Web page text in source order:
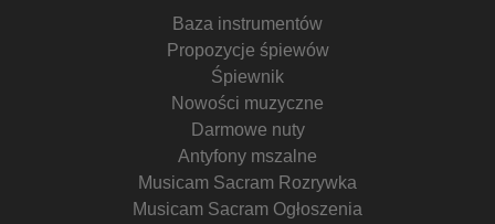
Baza instrumentów
Propozycje śpiewów
Śpiewnik
Nowości muzyczne
Darmowe nuty
Antyfony mszalne
Musicam Sacram Rozrywka
Musicam Sacram Ogłoszenia